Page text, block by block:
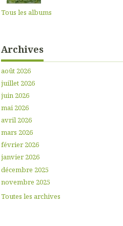
Tous les albums
Archives
août 2026
juillet 2026
juin 2026
mai 2026
avril 2026
mars 2026
février 2026
janvier 2026
décembre 2025
novembre 2025
Toutes les archives